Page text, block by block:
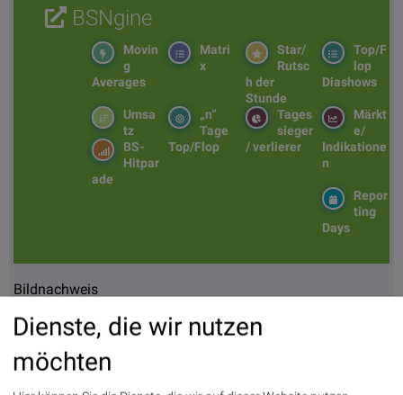
BSNgine
Top/F
lop
Diashows
Star/
Rutsc
h der
Stunde
Matri
x
Movin
g
Averages
Märkt
e/
Indikatione
n
Tages
sieger
/ verlierer
„n“
Tage
Top/Flop
Umsa
tz
BS-
Hitpar
ade
Repor
ting
Days
Bildnachweis
Dienste, die wir nutzen
möchten